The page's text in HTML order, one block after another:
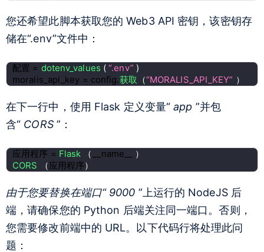
您还希望此脚本获取您的 Web3 API 密钥，该密钥存
储在“.env”文件中：
配置 = dotenv_values ( “.env” )
moralis_api_key = config.获取 （“MORALIS_API_KEY” ）
在下一行中，使用 Flask 定义变量“app ”并包
含“ CORS”：
应用程序 = Flask （ __name__ ）
CORS
（应用程序）
由于您要替换在端口“ 9000 ”上运行的 NodeJS 后
端 ，请确保您的 Python 后端关注同一端口。否则，
您需要修改前端中的 URL。以下代码行将处理此问
题：